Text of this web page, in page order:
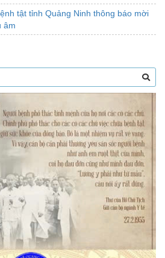
tật tỉnh Quảng Ninh thông báo mời
âm